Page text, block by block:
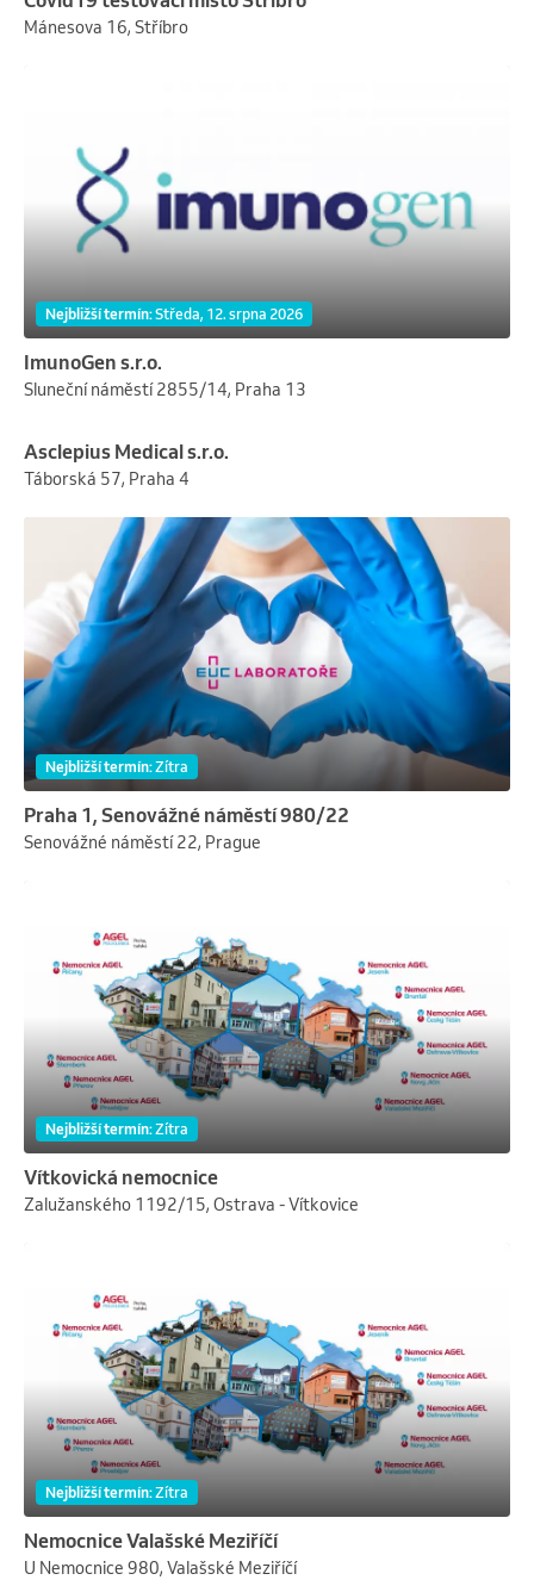
Mánesova 16, Stříbro
Nejbližší termín: středa, 12. srpna 2026
ImunoGen s.r.o.
Sluneční náměstí 2855/14, Praha 13
Asclepius Medical s.r.o.
Táborská 57, Praha 4
Nejbližší termín: Zítra
Praha 1, Senovážné náměstí 980/22
Senovážné náměstí 22, Prague
Nejbližší termín: Zítra
Vítkovická nemocnice
Zalužanského 1192/15, Ostrava - Vítkovice
Nejbližší termín: Zítra
Nemocnice Valašské Meziříčí
U Nemocnice 980, Valašské Meziříčí